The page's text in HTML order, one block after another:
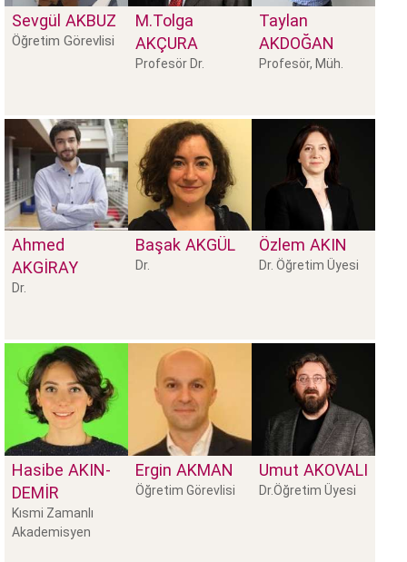
Sevgül AKBUZ
Öğretim Görevlisi
M.Tolga
AKÇURA
Profesör Dr.
Taylan
AKDOĞAN
Profesör, Müh.
Ahmed
AKGİRAY
Dr.
Başak AKGÜL
Dr.
Özlem AKIN
Dr. Öğretim Üyesi
Hasibe AKIN-
DEMİR
Kısmi Zamanlı
Akademisyen
Ergin AKMAN
Öğretim Görevlisi
Umut AKOVALI
Dr.Öğretim Üyesi